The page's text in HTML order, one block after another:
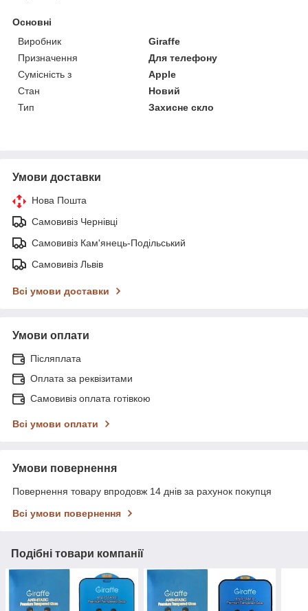
Основні
Виробник
Giraffe
Призначення
Для телефону
Сумісність з
Apple
Стан
Новий
Тип
Захисне скло
Умови доставки
Нова Пошта
Самовивіз Чернівці
Самовивіз Кам'янець-Подільський
Самовивіз Львів
Всі умови доставки
Умови оплати
Післяплата
Оплата за реквізитами
Самовивіз оплата готівкою
Всі умови оплати
Умови повернення
Повернення товару впродовж 14 днів за рахунок покупця
Всі умови повернення
Подібні товари компанії